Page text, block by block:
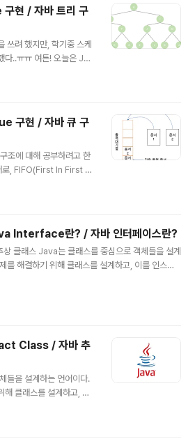
이용해 최소 최대를 구할
Bubble Sort를 이용해
생했다. 아 ㅋㅋ 부끄럽
를 했을 때도 시간초
! Merge Sort는 정상적
트..
현 / 자바 트리 구
쓰려 했지만, 학기중 스케
다..ㅠㅠ 여튼! 오늘은 Jav
만, 우리는 정보를 담는
리 구조에서는 흔히 객체
를 가지로 연결하여 나무
트리에 사용되는 용어는
노드 parent: child nod
를 갖는 노드 edge:
구현 / 자바 큐 구
조에 대해 공부하려고 한
, FIFO(First In First O
출력 대기열을 들 수 있
아두면 좋다. 특히 큐는 우
류가 있기 때문에, 기본 큐
는 어떤게 필요할까? Q
Interface란? / 자바 인터페이스란?
클래스 Java는 클래스를 중심으로 객체들을 설계
를 해결하기 위해 클래스를 설계하고, 이를 인스턴
할 때 반드시 포함해야하는 멤버를 모아놓은것이 인
스는 해당 추상 메소드들을 모두 구현하여야 한다.
..
Class / 자바 추
들을 설계하는 언어이다.
해 클래스를 설계하고, 이
점 중) 재사용성이 있는